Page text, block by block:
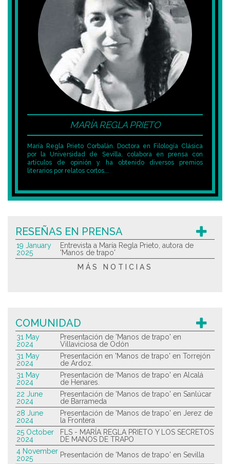
MARÍA REGLA PRIETO
María Regla Prieto Corbalán. Doctora en Filología Clásica
por la Universidad de Sevilla, colabora en prensa con
artículos de opinión y ha obtenido diversos premios
literarios por relatos cortos...
RESEÑAS EN PRENSA
19 January
2025
Entrevista a María Regla Prieto, autora de
'Manos de trapo'
MÁS NOTICIAS
COMUNIDAD
31 May
2024
Presentación de 'Manos de trapo' en
Villaviciosa de Odón
31 May
2024
Presentación en 'Manos de trapo' en Torrejón
de Ardoz.
31 May
2024
Presentación de 'Manos de trapo' en Alcalá
de Henares.
22 June
2024
Presentación de 'Manos de trapo' en Sanlúcar
de Barrameda
28 June
2024
Presentación de 'Manos de trapo' en Jerez de
la Frontera
25 October
2024
FLS - MARÍA REGLA PRIETO Y LOS SECRETOS
DE MANOS DE TRAPO
4 November
2025
Presentación de 'Manos de trapo' en Sevilla